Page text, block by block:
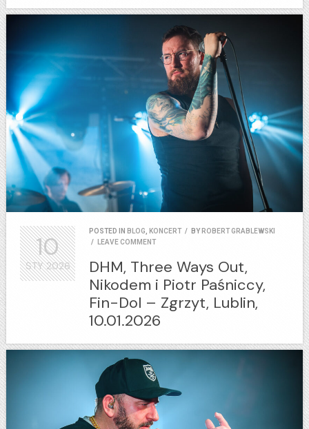
POSTED IN BLOG KONCERT / BY ROBERT GRABLEWSKI
/
LEAVE COMMENT
DHM, Three Ways Out,
Nikodem i Piotr Paśniccy,
Fin-Dol – Zgrzyt, Lublin,
10.01.2026
10
STY2026